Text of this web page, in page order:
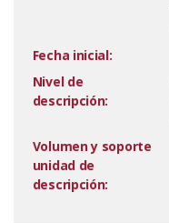
Fecha inicial:
Nivel de
descripción:
Volumen y soporte
unidad de
descripción: